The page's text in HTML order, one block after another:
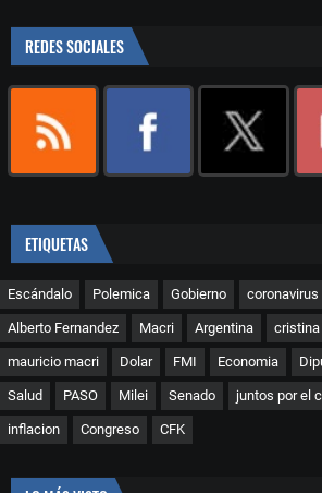
REDES SOCIALES
ETIQUETAS
Escándalo Polemica Gobierno coronavirus
Alberto Fernandez Macri Argentina
mauricio macri Dolar FMI Economia
Salud PASO Milei Senado juntos por el
inflacion Congreso CFK